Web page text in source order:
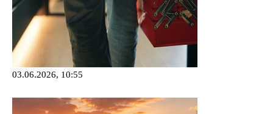
03.06.2026, 10:55